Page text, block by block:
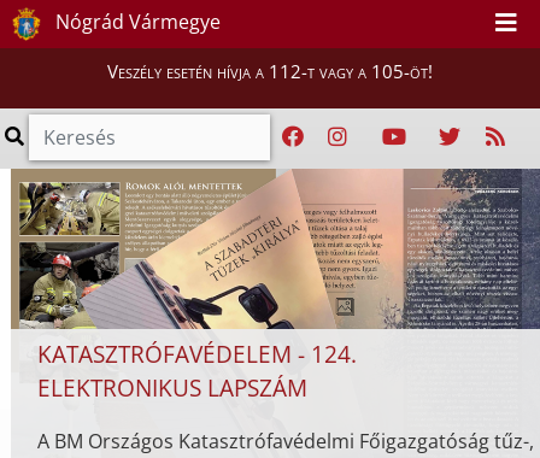
Nógrád Vármegye
Veszély esetén hívja a 112-t vagy a 105-öt!
tűz-,
KATASZTRÓFAVÉDELEM INGYENES
VESZÉLYHELYZETI ALKALMAZÁSÁT
A VÉSZ a közlekedési balesetekről,
rendkívüli helyzetekről, valamint a
szolgálat riasztásairól is ad tájékoztatást.